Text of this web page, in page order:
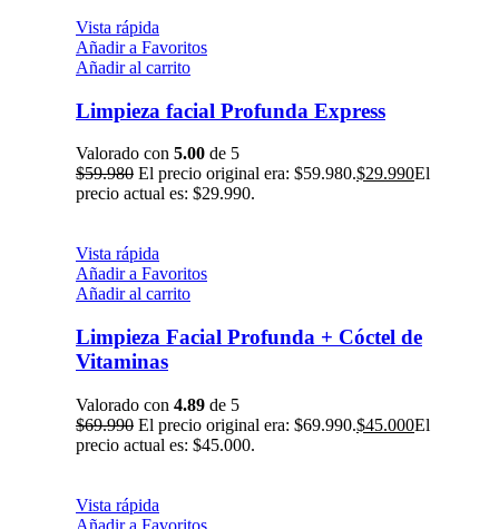
Vista rápida
Añadir a Favoritos
Añadir al carrito
Limpieza facial Profunda Express
Valorado con 5.00 de 5
$59.980 El precio original era: $59.980.$29.990El
precio actual es: $29.990.
Vista rápida
Añadir a Favoritos
Añadir al carrito
Limpieza Facial Profunda + Cóctel de
Vitaminas
Valorado con 4.89 de 5
$69.990 El precio original era: $69.990.$45.000El
precio actual es: $45.000.
Vista rápida
Añadir a Favoritos